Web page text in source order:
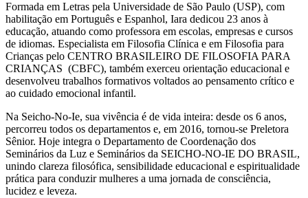
Formada em Letras pela Universidade de São Paulo (USP), com
habilitação em Português e Espanhol, Iara dedicou 23 anos à
educação, atuando como professora em escolas, empresas e cursos
de idiomas. Especialista em Filosofia Clínica e em Filosofia para
Crianças pelo CENTRO BRASILEIRO DE FILOSOFIA PARA
CRIANÇAS (CBFC), também exerceu orientação educacional e
desenvolveu trabalhos formativos voltados ao pensamento crítico e
ao cuidado emocional infantil.
Na Seicho-No-Ie, sua vivência é de vida inteira: desde os 6 anos,
percorreu todos os departamentos e, em 2016, tornou-se Preletora
Sênior. Hoje integra o Departamento de Coordenação dos
Seminários da Luz e Seminários da SEICHO-NO-IE DO BRASIL,
unindo clareza filosófica, sensibilidade educacional e espiritualidade
prática para conduzir mulheres a uma jornada de consciência,
lucidez e leveza.